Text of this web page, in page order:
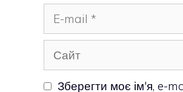
mail
Сайт
Зберегти моє ім'я, e-